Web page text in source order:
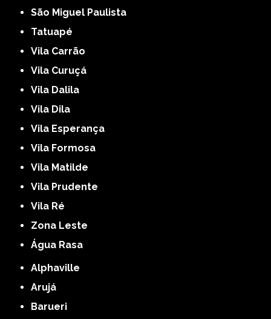
São Miguel Paulista
Tatuapé
Vila Carrão
Vila Curuçá
Vila Dalila
Vila Dila
Vila Esperança
Vila Formosa
Vila Matilde
Vila Prudente
Vila Ré
Zona Leste
Água Rasa
Alphaville
Arujá
Barueri